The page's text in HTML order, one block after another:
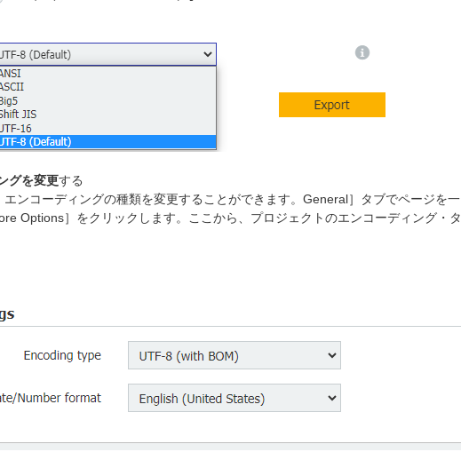
グを変更する
ンコーディングの種類を変更することができます。General］タブでページを一
Options］をクリックします。ここから、プロジェクトのエンコーディング・タ